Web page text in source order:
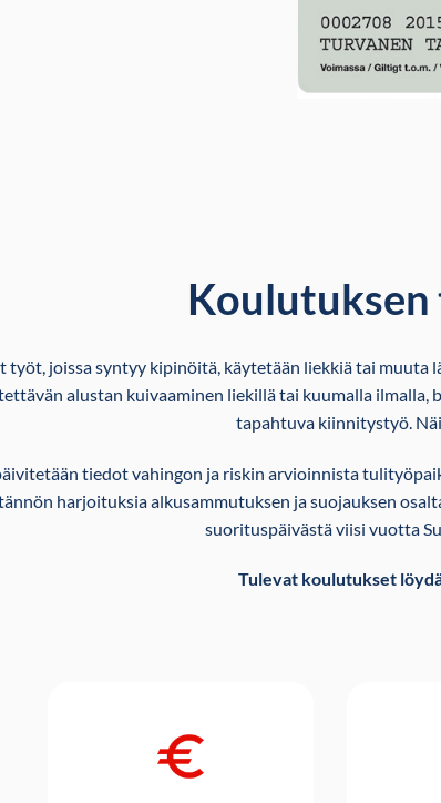
työt, joissa syntyy kipinöitä, käytetään liekkiä tai
alustan kuivaaminen liekillä tai kuumalla
tapahtuva kiinnitystyö.
tiedot vahingon ja riskin arvioinnista
harjoituksia alkusammutuksen ja suojauksen
suorituspäivästä viisi vuotta
Tulevat koulutukset